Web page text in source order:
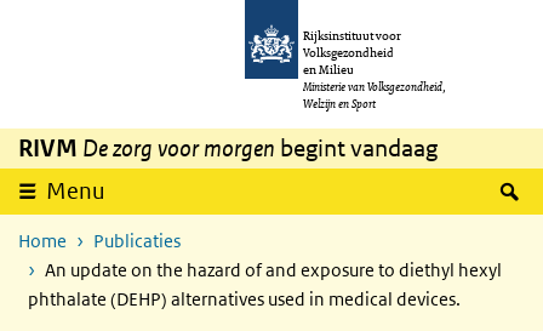
Overslaan en naar de inhoud gaan
Rijksinstituut voor
Volksgezondheid
en Milieu
Ministerie van Volksgezondheid,
Welzijn en Sport
RIVM De zorg voor morgen begint vandaag
Menu
Home
Publicaties
An update on the hazard of and exposure to diethyl hexyl
phthalate (DEHP) alternatives used in medical devices.